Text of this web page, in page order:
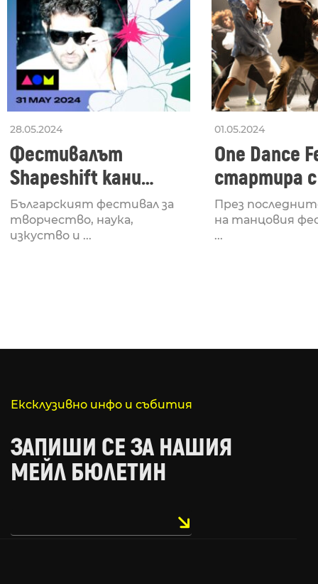
28.05.2024
Фестивалът
Shapeshift кани
Fabrizio Mammarella
за откриването си
Българският фестивал за
творчество, наука,
изкуство и ...
01.05.2024
One Dance
стартира
Lucid,
рейв
През
на танцовия
...
Ексклузивно инфо и събития
ЗАПИШИ СЕ ЗА НАШИЯ
МЕЙЛ БЮЛЕТИН